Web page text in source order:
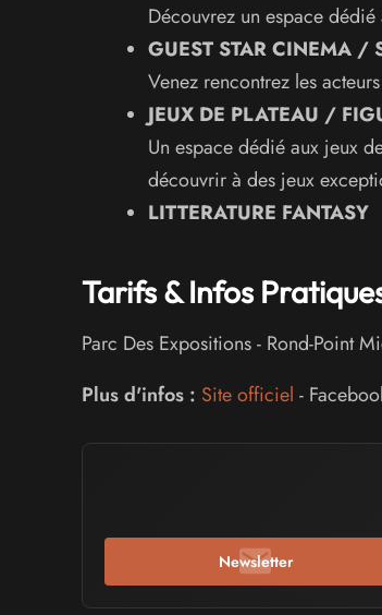
Découvrez un espace
GUEST STAR CINEMA /
Venez rencontrez les
JEUX DE PLATEAU /
Un espace dédié aux jeux
découvrir à des jeux
LITTERATURE FANTASY
Tarifs & Infos
Parc Des Expositions- Rond-Point
Plus d'infos : Site officiel -
Newsletter